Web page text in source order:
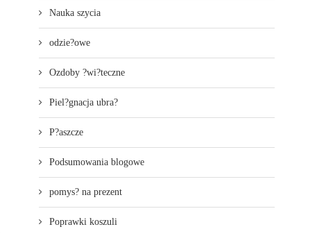
Nauka szycia
odzie?owe
Ozdoby ?wi?teczne
Piel?gnacja ubra?
P?aszcze
Podsumowania blogowe
pomys? na prezent
Poprawki koszuli